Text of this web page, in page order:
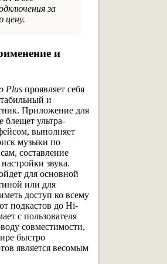
за
цену.
и
Plus проявляет себя
и
Приложение для
блещет ультра-
выполняет
музыки по
составление
звука.
для основной
или для
доступ ко всему
подкастов до Hi-
с пользователя
совместимости,
быстро
является весомым